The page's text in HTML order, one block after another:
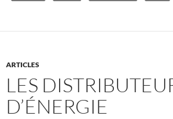
ARTICLES
LES
D’ÉNERGIE